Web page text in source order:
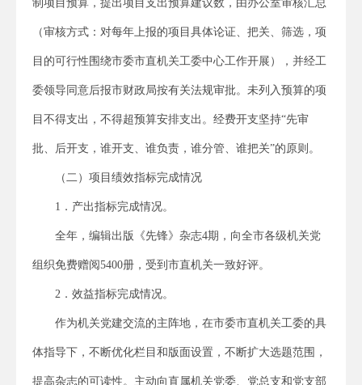
制项目预算，提出项目支出预算建议数，由办公室审核汇总
（审核方式：对每年上报的项目具体论证、把关、筛选，项
目的可行性围绕市委市直机关工委中心工作开展），并经工
委领导同意后报市财政局按有关法规审批。未列入预算的项
目不得支出，不得超预算安排支出。经费开支坚持“先审
批、后开支，谁开支、谁负责，谁分管、谁把关”的原则。
（二）项目绩效指标完成情况
1．产出指标完成情况。
全年，编辑出版《先锋》杂志4期，向全市各级机关党
组织免费赠阅5400册，受到市直机关一致好评。
2．效益指标完成情况。
作为机关党建交流的主阵地，在市委市直机关工委的具
体指导下，不断优化栏目和版面设置，不断扩大选题范围，
提高杂志的可读性。主动向直属机关党委、党总支和党支部